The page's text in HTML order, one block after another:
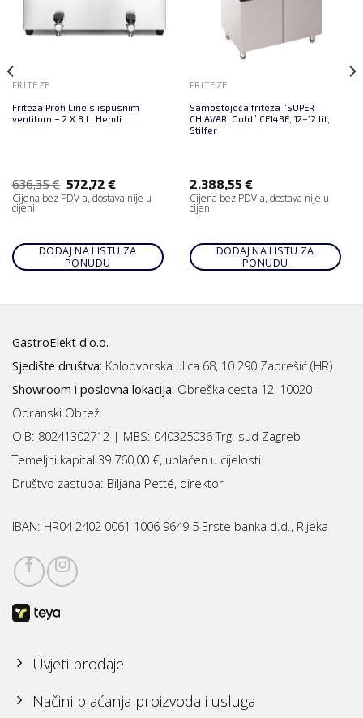
FRITEZE
Friteza Profi Line s ispusnim
ventilom – 2 X 8 L, Hendi
636,35€ 572,72€
Cijena bez PDV-a, dostava nije u
cijeni
DODAJ NA LISTU ZA
PONUDU
FRITEZE
Samostojeća friteza “SUPER
CHIAVARI Gold” CE14BE, 12+12 lit,
Stilfer
2.388,55 €
Cijena bez PDV-a, dostava nije u
cijeni
DODAJ NA LISTU ZA
PONUDU
GastroElekt d.o.o.
Sjedište društva: Kolodvorska ulica 68, 10.290 Zaprešić (HR)
Showroom i poslovna lokacija: Obreška cesta 12, 10020
Odranski Obrež
OIB: 80241302712 | MBS: 040325036 Trg. sud Zagreb
Temeljni kapital 39.760,00 €, uplaćen u cijelosti
Društvo zastupa: Biljana Petté, direktor
IBAN: HR04 2402 0061 1006 9649 5 Erste banka d.d., Rijeka
Uvjeti prodaje
Načini plaćanja proizvoda i usluga